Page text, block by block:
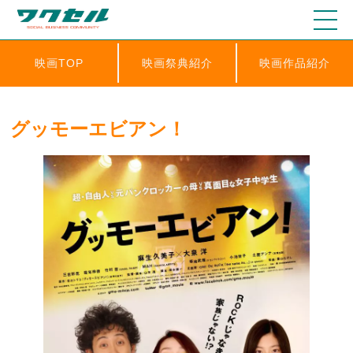
映画TOP 映画祭典紹介 映画作品紹介
グッモーエビアン！